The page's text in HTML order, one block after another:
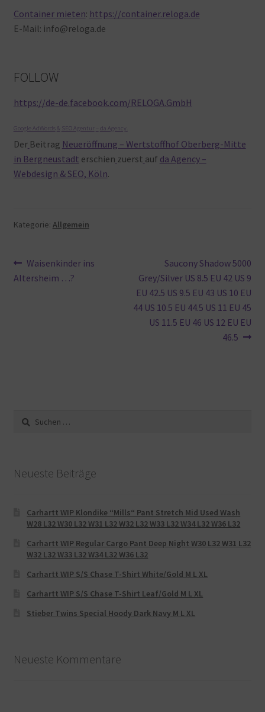
Container mieten: https://container.reloga.de
E-Mail: info@reloga.de
FOLLOW
https://de-de.facebook.com/RELOGA.GmbH
Google AdWords& SEO Agentur da Agency
Der Beitrag Neueröffnung – Wertstoffhof Oberberg-Mitte
in Bergneustadt erschien zuerst auf da Agency –
Webdesign & SEO, Köln.
Kategorie: Allgemein
Beitragsnavigation
Vorheriger
Beitrag:
Waisenkinder ins
Altersheim …?
Nächster
Beitrag:
Saucony Shadow 5000
Grey/Silver US 8.5 EU 42 US 9
EU 42.5 US 9.5 EU 43 US 10 EU
44 US 10.5 EU 44.5 US 11 EU 45
US 11.5 EU 46 US 12 EU EU
46.5
Suche
nach:
Neueste Beiträge
Carhartt WIP Klondike “Mills“ Pant Stretch Mid Used Wash
W28 L32 W30 L32 W31 L32 W32 L32 W33 L32 W34 L32 W36 L32
Carhartt WIP Regular Cargo Pant Deep Night W30 L32 W31 L32
W32 L32 W33 L32 W34 L32 W36 L32
Carhartt WIP S/S Chase T-Shirt White/Gold M L XL
Carhartt WIP S/S Chase T-Shirt Leaf/Gold M L XL
Stieber Twins Special Hoody Dark Navy M L XL
Neueste Kommentare